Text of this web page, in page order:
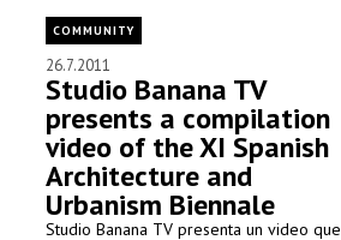
COMMUNITY
26.7.2011
Studio Banana TV
presents a compilation
video of the XI Spanish
Architecture and
Urbanism Biennale
Studio Banana TV presenta un video que